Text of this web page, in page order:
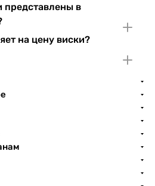
представлены в
на цену виски?